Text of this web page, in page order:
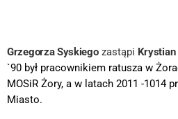
Grzegorza Syskiegozastąpi Krystian
`90 był pracownikiem ratusza w
MOSiR Żory, a w latach 2011 -1014
Miasto.